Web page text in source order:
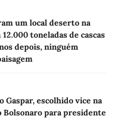
um local deserto na
12.000 toneladas de cascas
depois, ninguém
Gaspar, escolhido vice na
Bolsonaro para presidente